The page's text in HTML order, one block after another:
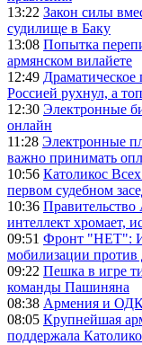
13:22 Закон силы
судилище в Баку
13:08 Попытка
армянском вилайете
12:49
Россией рухнул, а
12:30 Электронные
онлайн
11:28 Электронные
важно принимать
10:56 Католикос
первом судебном
10:36
интеллект хромает,
09:51 Фронт "НЕТ":
мобилизации против
09:22 Пешка в игре
команды Пашиняна
08:38 Армения и
08:05 Крупнейшая
поддержала